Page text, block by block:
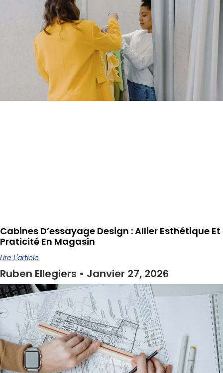
Cabines D’essayage Design : Allier Esthétique Et
Praticité En Magasin
Lire L'article
Ruben Ellegiers Janvier 27, 2026